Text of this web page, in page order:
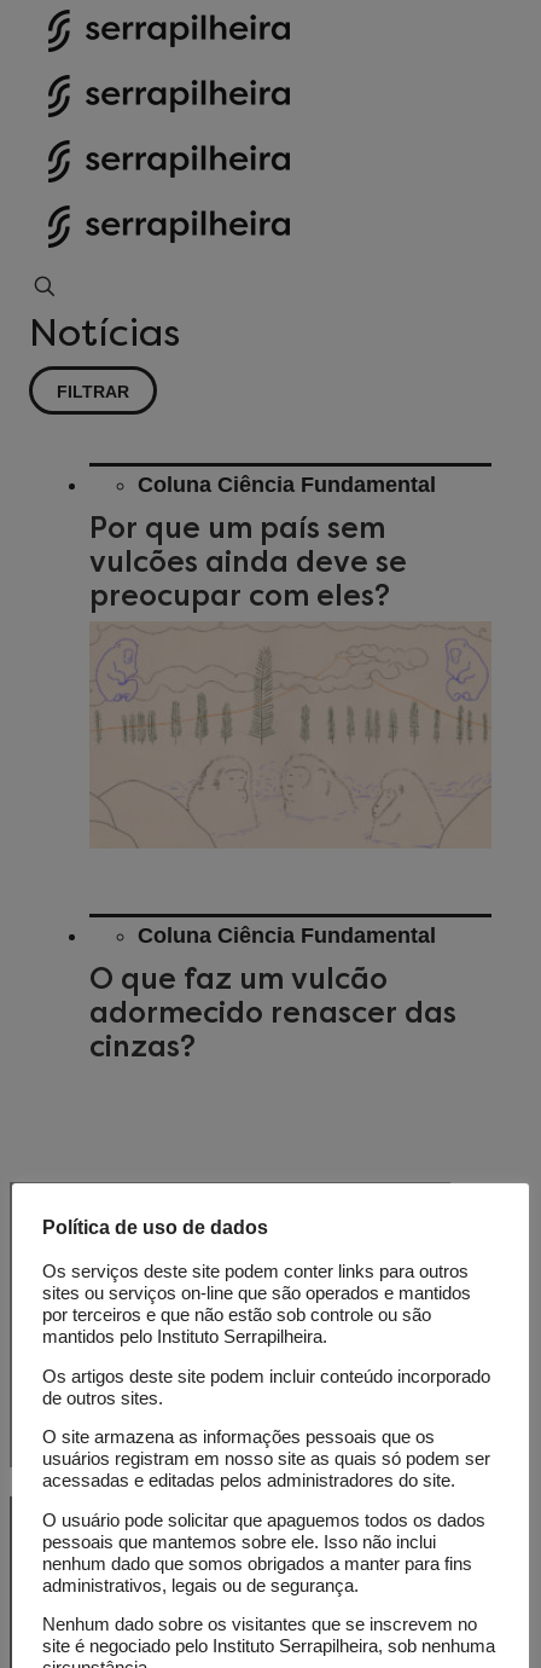
Notícias
FILTRAR
Coluna Ciência Fundamental
Por que um país sem
vulcões ainda deve se
preocupar com eles?
Coluna Ciência Fundamental
O que faz um vulcão
adormecido renascer das
cinzas?
Receba nossa newsletter e
do Serrapilheira
Política de uso de dados
Os serviços deste site podem conter links para outros
sites ou serviços on-line que são operados e mantidos
por terceiros e que não estão sob controle ou são
mantidos pelo Instituto Serrapilheira.
Os artigos deste site podem incluir conteúdo incorporado
de outros sites.
O site armazena as informações pessoais que os
usuários registram em nosso site as quais só podem ser
acessadas e editadas pelos administradores do site.
O usuário pode solicitar que apaguemos todos os dados
pessoais que mantemos sobre ele. Isso não inclui
nenhum dado que somos obrigados a manter para fins
administrativos, legais ou de segurança.
Nenhum dado sobre os visitantes que se inscrevem no
site é negociado pelo Instituto Serrapilheira, sob nenhuma